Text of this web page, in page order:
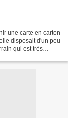
une carte en carton
disposait d'un peu
qui est très